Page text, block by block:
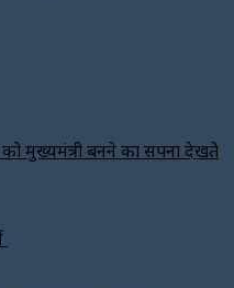
को मुख्यमंत्री बनने का सपना देखते